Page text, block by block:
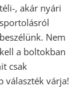
téli-, akár nyári
sportolásról
beszélünk. Nem
kell a boltokban
csak
választék várja!